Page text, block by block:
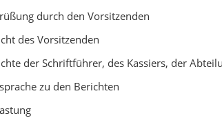
durch den Vorsitzenden
des Vorsitzenden
der Schriftführer, des Kassiers, der
zu den Berichten